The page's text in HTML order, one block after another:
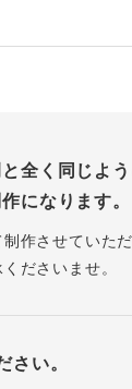
全く同じよ
になります。
作させていた
ださいませ。
さい。